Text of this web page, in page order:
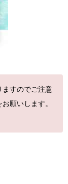
ますのでご注意
願いします。